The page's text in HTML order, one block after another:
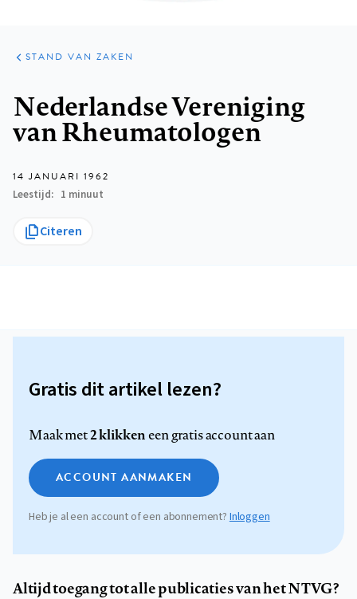
ARTIKELEN
PRAKTIJK
STAND VAN ZAKEN
Nederlandse Vereniging
van Rheumatologen
14 JANUARI 1962
Leestijd
1 minuut
Citeren
Gratis dit artikel lezen?
Maak met2 klikkeneen gratis account aan
ACCOUNT AANMAKEN
Heb je al een account of een abonnement? Inloggen
Altijd toegang tot alle publicaties van het NTVG?